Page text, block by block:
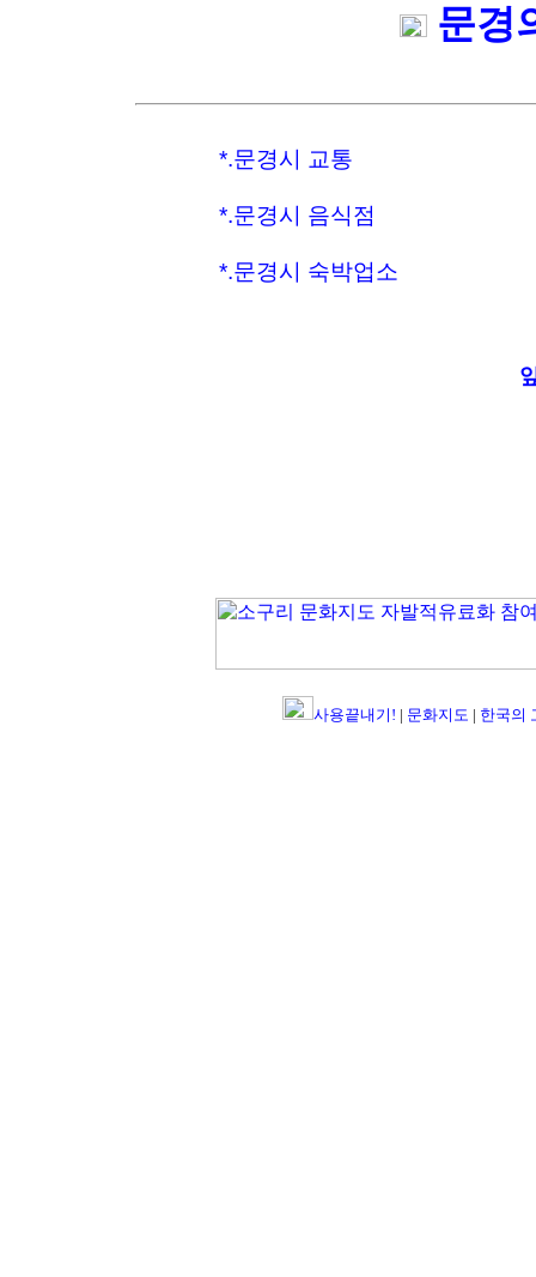
문경
*.문경시 교통
*.문경시 음식점
*.문경시 숙박업소
사용끝내기! | 문화지도 | 한국의